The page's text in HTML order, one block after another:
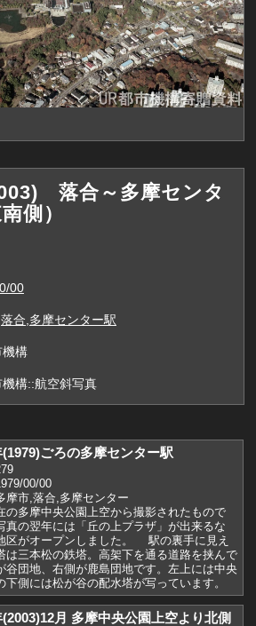
落合～多摩センタ
側）
00
合,多摩センター駅
機構
機構::航空斜写真
ごろの多摩センター駅
00/00
摩市,落合,多摩センター
の多摩中央公園上空から撮影されたもので
真の翌年には「丘の上プラザ」が出来るな
区がオープンしました。 駅の裏手に見え
は三本松の鉄塔。高架下を通る道路を挟んで
谷団地、右側が鹿島団地です。左上には中央
下側には松が谷の配水塔が写っています。
月 多摩中央公園上空より北側